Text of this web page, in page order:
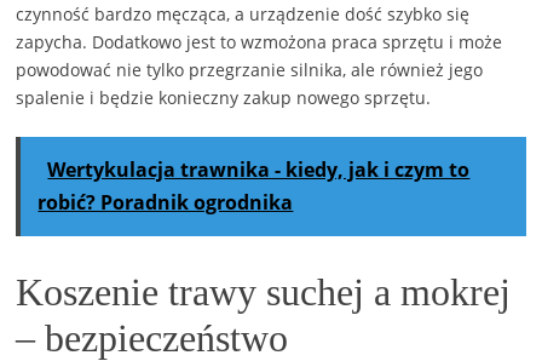
czynność bardzo męcząca, a urządzenie dość szybko się
zapycha. Dodatkowo jest to wzmożona praca sprzętu i może
powodować nie tylko przegrzanie silnika, ale również jego
spalenie i będzie konieczny zakup nowego sprzętu.
Wertykulacja trawnika - kiedy, jak i czym to
robić? Poradnik ogrodnika
Koszenie trawy suchej a mokrej
– bezpieczeństwo